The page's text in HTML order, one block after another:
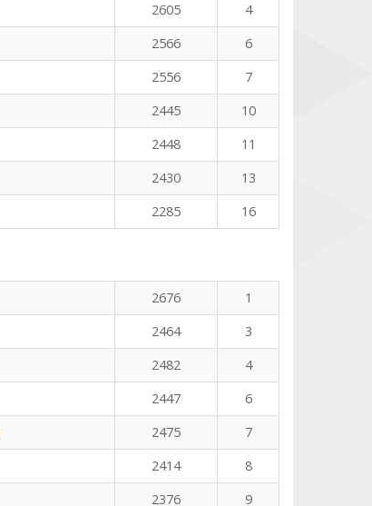
2605
4
2566
6
2556
7
2445
10
2448
11
2430
13
2285 16
2676
1
2464
3
2482
4
2447
6
2475
7
2414
8
2376 9